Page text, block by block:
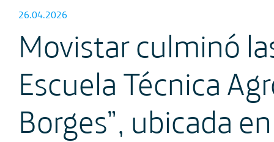
26.04.2026
Movistar culminó
Escuela Técnica
Borges”, ubicada